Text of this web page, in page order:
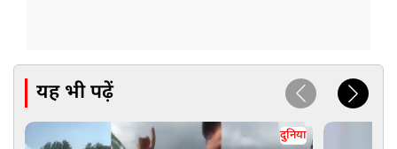
यह भी पढ़ें
दुनिया